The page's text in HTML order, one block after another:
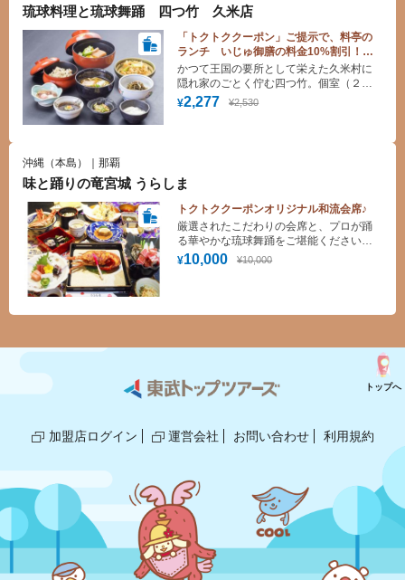
琉球料理と琉球舞踊 四つ竹 久米店
「トクトククーポン」ご提示で、料亭の
ランチ いじゅ御膳の料金10%割引！＊
１０名様より承ります。
¥2,277 ¥2,530
かつて王国の要所として栄えた久米村に
隠れ家のごとく佇む四つ竹。個室（２
階）とシアター（１階）からなる店内
で 高貴な味をまっすぐに継承した 宮
沖縄（本島）｜那覇
味と踊りの竜宮城 うらしま
トクトククーポンオリジナル和流会席♪
¥10,000 ¥10,000
厳選されたこだわりの会席と、プロが踊
る華やかな琉球舞踊をご堪能ください。
琉球舞踊公演 第1部19:00～19:30／第2
部20:00～20:30(入替無・全10曲)
加盟店ログイン 運営会社 お問い合わせ 利用規約
トップへ